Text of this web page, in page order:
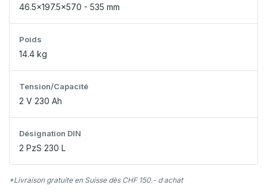
46.5x197.5x570 - 535 mm
Poids
14.4 kg
Tension/Capacité
2 V 230 Ah
Désignation DIN
2 PzS 230 L
*Livraison gratuite en Suisse dès CHF 150.- d achat